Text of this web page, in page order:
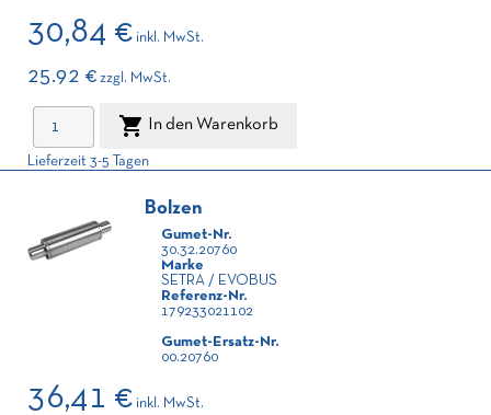
30,84 € inkl. MwSt.
25.92 € zzgl. MwSt.
 In den Warenkorb
Lieferzeit 3-5 Tagen
Bolzen
Gumet-Nr.
30.32.20760
Marke
SETRA / EVOBUS
Referenz-Nr.
179233021102
Gumet-Ersatz-Nr.
00.20760
36,41 € inkl. MwSt.